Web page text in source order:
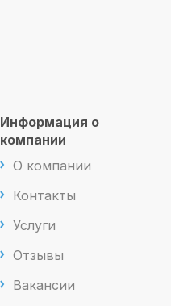
Информация о
компании
О компании
Контакты
Услуги
Отзывы
Вакансии